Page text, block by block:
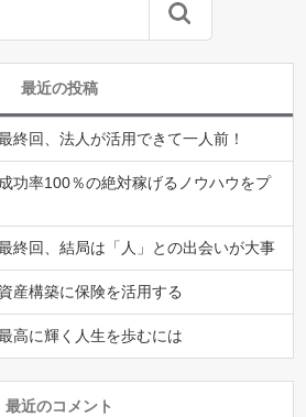
最近の投稿
終回、法人が活用できて一人前！
功率100％の絶対稼げるノウハウをプ
終回、結局は「人」との出会いが大事
産構築に保険を活用する
高に輝く人生を歩むには
最近のコメント